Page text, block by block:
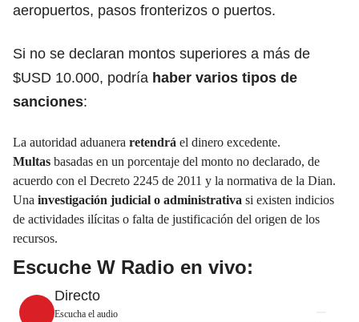
aeropuertos, pasos fronterizos o puertos.
Si no se declaran montos superiores a más de
$USD 10.000, podría haber varios tipos de
sanciones:
La autoridad aduanera retendrá el dinero excedente.
Multas basadas en un porcentaje del monto no declarado, de
acuerdo con el Decreto 2245 de 2011 y la normativa de la Dian.
Una investigación judicial o administrativa si existen indicios
de actividades ilícitas o falta de justificación del origen de los
recursos.
Escuche W Radio en vivo:
Directo
Escucha el audio